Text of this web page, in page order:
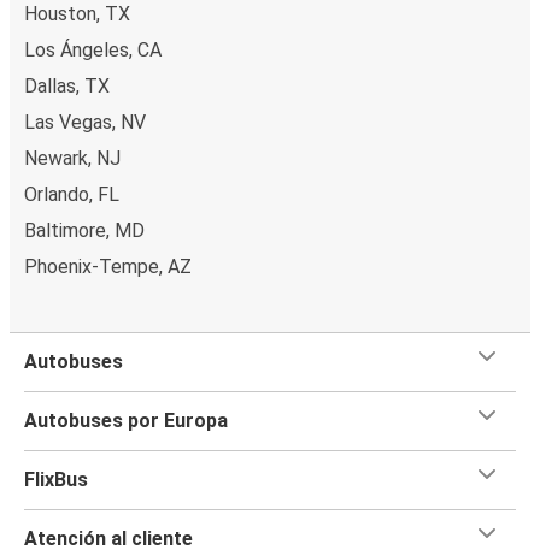
Houston, TX
Los Ángeles, CA
Dallas, TX
Las Vegas, NV
Newark, NJ
Orlando, FL
Baltimore, MD
Phoenix-Tempe, AZ
Autobuses
Autobuses por Europa
FlixBus
Atención al cliente